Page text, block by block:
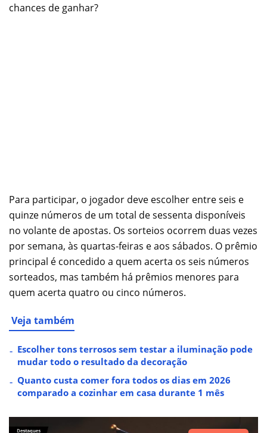
chances de ganhar?
Para participar, o jogador deve escolher entre seis e
quinze números de um total de sessenta disponíveis
no volante de apostas. Os sorteios ocorrem duas vezes
por semana, às quartas-feiras e aos sábados. O prêmio
principal é concedido a quem acerta os seis números
sorteados, mas também há prêmios menores para
quem acerta quatro ou cinco números.
Veja também
Escolher tons terrosos sem testar a iluminação pode
mudar todo o resultado da decoração
Quanto custa comer fora todos os dias em 2026
comparado a cozinhar em casa durante 1 mês